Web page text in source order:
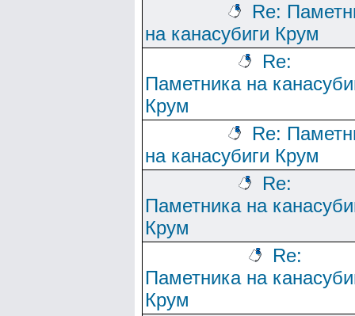
Re:
на канасубиги Крум
Re:
Паметника на
Крум
Re:
на канасубиги Крум
Re:
Паметника на
Крум
Re:
Паметника на
Крум